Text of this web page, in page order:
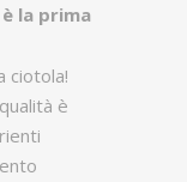
la prima
ciotola!
è